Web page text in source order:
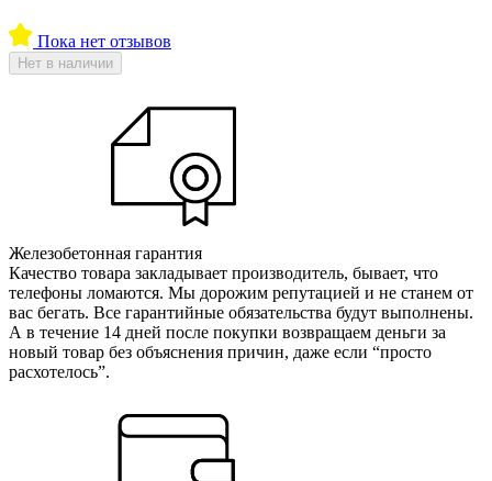
Пока нет отзывов
Нет в наличии
Железобетонная гарантия
Качество товара закладывает производитель, бывает, что
телефоны ломаются. Мы дорожим репутацией и не станем от
вас бегать. Все гарантийные обязательства будут выполнены.
А в течение 14 дней после покупки возвращаем деньги за
новый товар без объяснения причин, даже если “просто
расхотелось”.